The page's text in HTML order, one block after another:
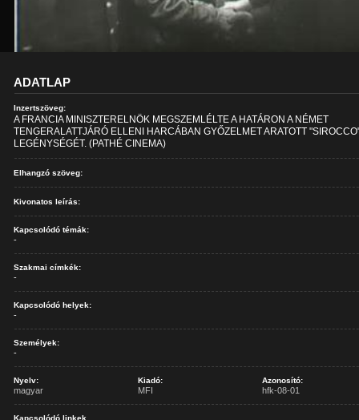
ADATLAP
Inzertszöveg:
A FRANCIA MINISZTERELNÖK MEGSZEMLÉLTE A HATÁRON A NÉMET
TENGERALATTJÁRÓ ELLENI HARCÁBAN GYŐZELMET ARATOTT
LEGÉNYSÉGÉT. (PATHÉ CINEMA)
Elhangzó szöveg:
Kivonatos leírás:
Kapcsolódó témák:
-
Szakmai címkék:
-
Kapcsolódó helyek:
-
Személyek:
-
Nyelv:
magyar
Kiadó:
MFI
Azonosító:
hfk-08-01
Kapcsolódó linkek